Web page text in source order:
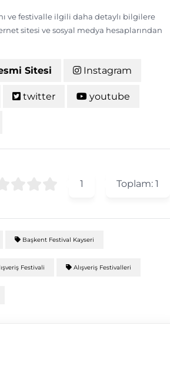
ve festivalle ilgili daha detaylı bilgilere
sitesi ve sosyal medya hesaplarından
Sitesi Instagram
twitter youtube
1 Toplam: 1
Başkent Festival Kayseri
Festivali Alışveriş Festivalleri